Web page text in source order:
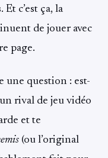
c’est ça, la
de jouer avec
page.
une question : est-
rival de jeu vidéo
et te
(ou l’original